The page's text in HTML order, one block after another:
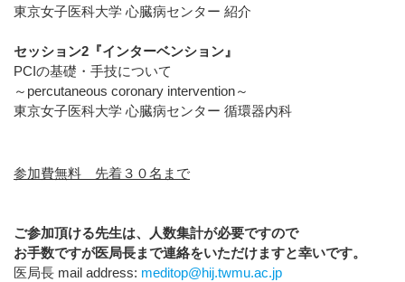
東京女子医科大学 心臓病センター 紹介
セッション2『インターベンション』
PCIの基礎・手技について
～percutaneous coronary intervention～
東京女子医科大学 心臓病センター 循環器内科
参加費無料 先着３０名まで
ご参加頂ける先生は、人数集計が必要ですので
お手数ですが医局長まで連絡をいただけますと幸いです。
医局長 mail address: meditop@hij.twmu.ac.jp